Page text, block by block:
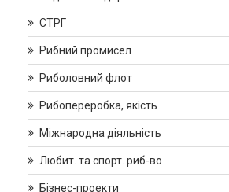
СТРГ
Рибний промисел
Риболовний флот
Рибопереробка, якість
Міжнародна діяльність
Любит. та спорт. риб-во
Бізнес-проекти